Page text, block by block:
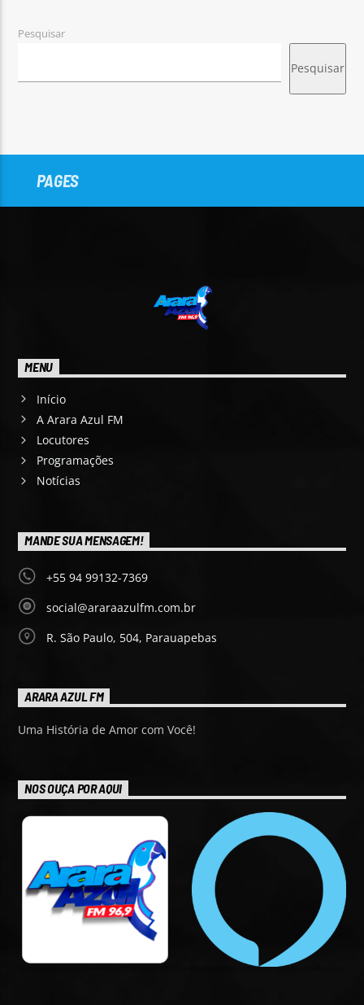
Pesquisar
Pesquisar
PAGES
MENU
Início
A Arara Azul FM
Locutores
Programações
Notícias
MANDE SUA MENSAGEM!
+55 94 99132-7369
social@araraazulfm.com.br
R. São Paulo, 504, Parauapebas
ARARA AZUL FM
Uma História de Amor com Você!
NOS OUÇA POR AQUI